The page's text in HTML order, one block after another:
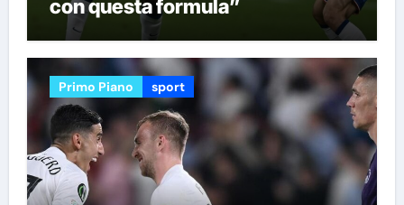
con questa formula”
Primo Piano sport